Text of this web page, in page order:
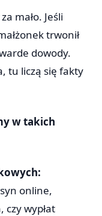
mało. Jeśli
trwonił
dowody.
tu liczą się fakty
w takich
online,
czy wypłat